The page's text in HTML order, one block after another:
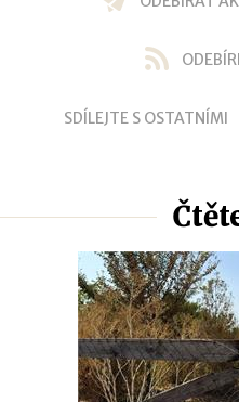
SDÍLEJTE S OSTATNÍMI